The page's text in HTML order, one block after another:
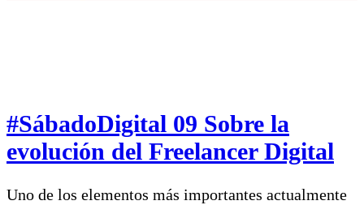
#SábadoDigital 09 Sobre la
evolución del Freelancer Digital
Uno de los elementos más importantes actualmente